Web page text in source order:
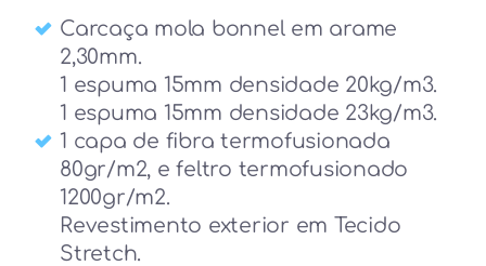
Carcaça mola bonnel em arame
2,30mm.
1 espuma 15mm densidade 20kg/m3.
1 espuma 15mm densidade 23kg/m3.
1 capa de fibra termofusionada
80gr/m2, e feltro termofusionado
1200gr/m2.
Revestimento exterior em Tecido
Stretch.